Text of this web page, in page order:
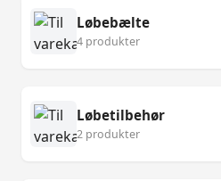
Løbebælte
4 produkter
Løbetilbehør
2 produkter